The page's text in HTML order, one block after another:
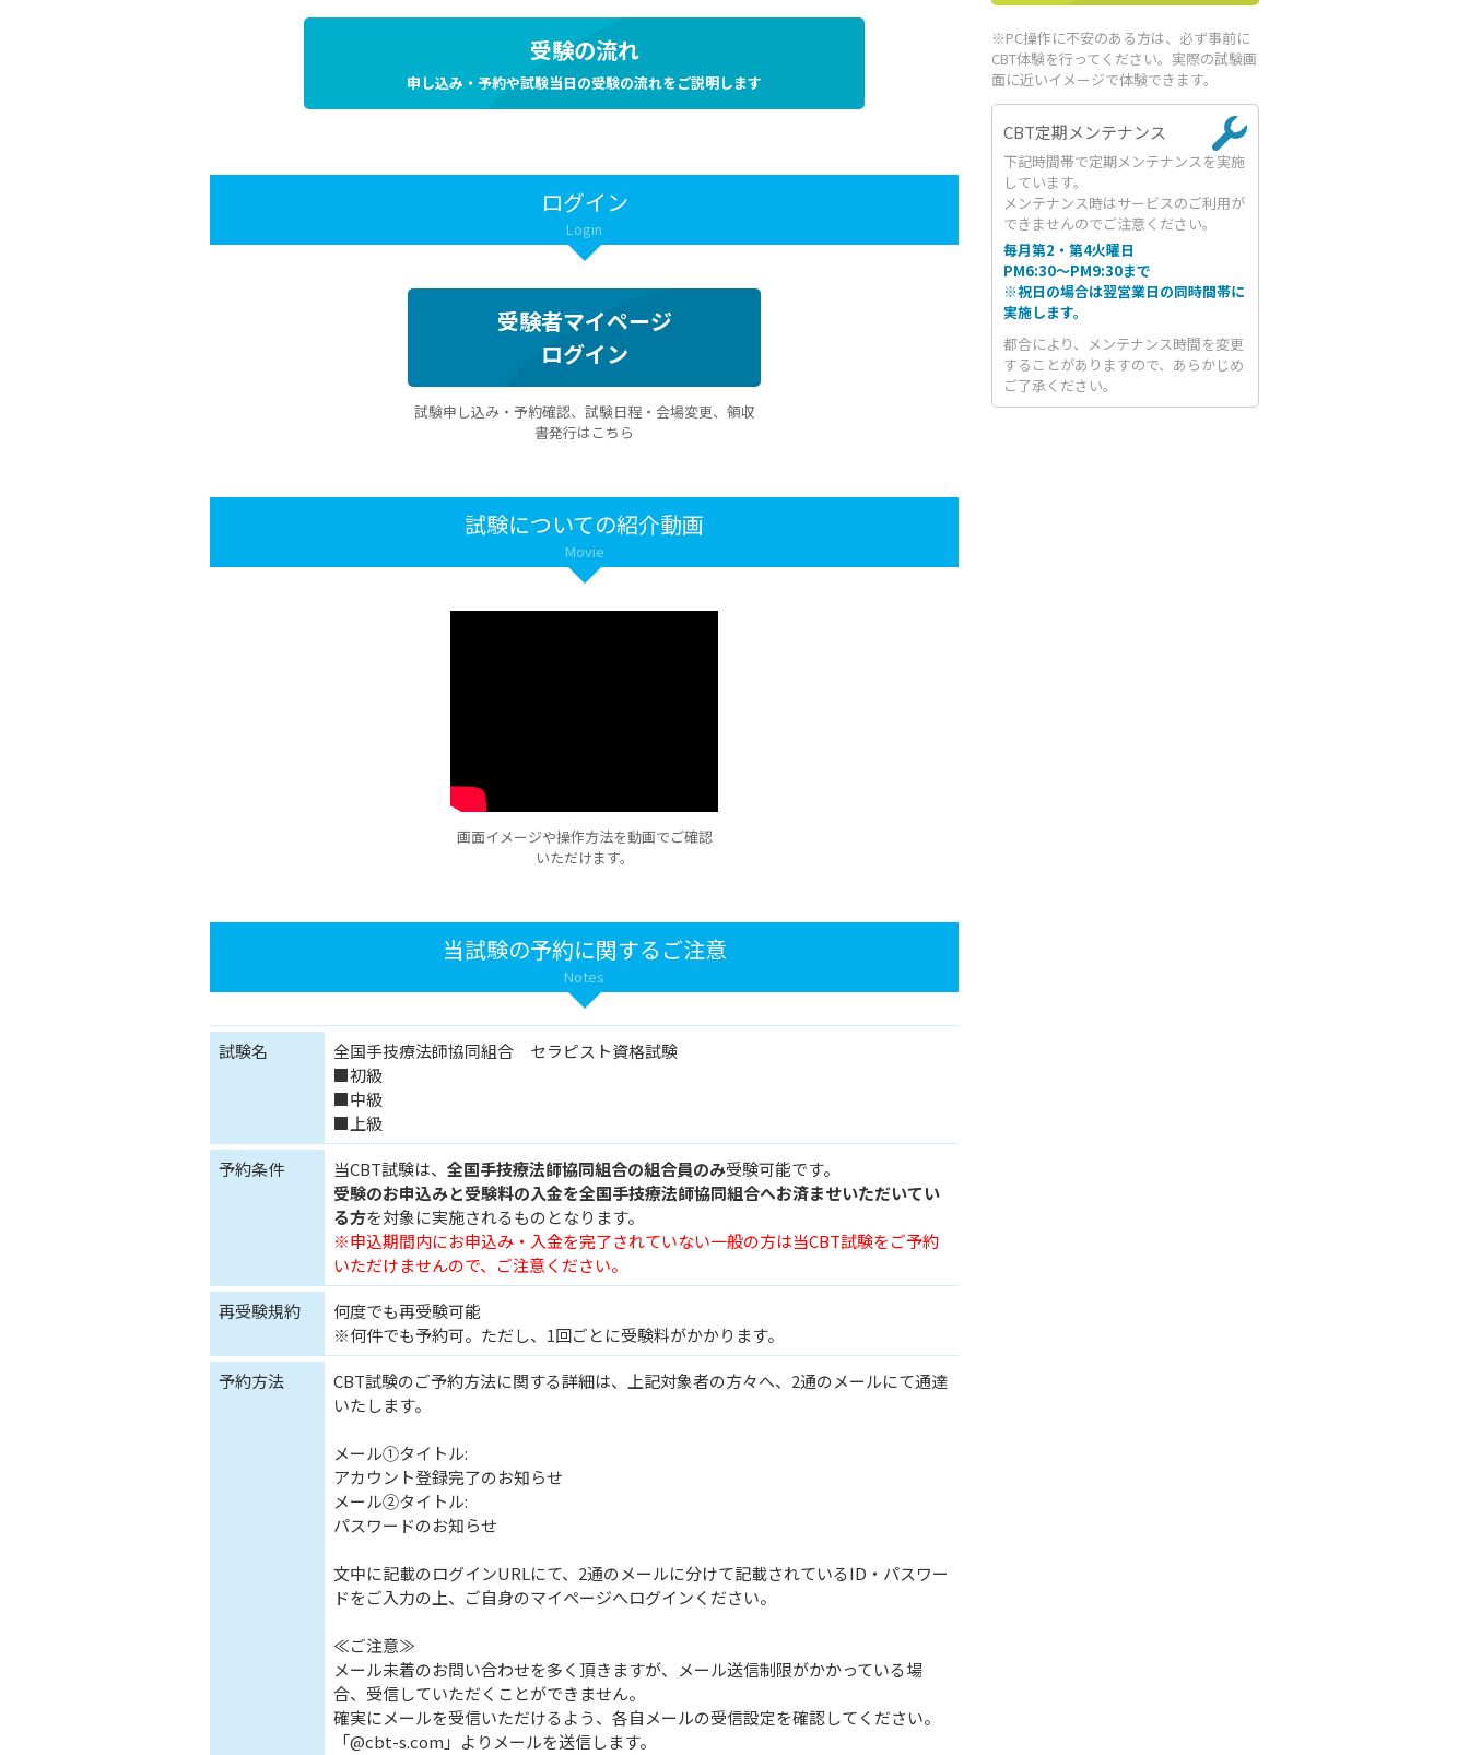
受験の流れ
申し込み・予約や試験当日の受験の流れをご説明します
ログイン
Login
受験者マイページ
ログイン
試験申し込み・予約確認、試験日程・会場変更、領収
書発行はこちら
試験についての紹介動画
Movie
画面イメージや操作方法を動画でご確認
いただけます。
当試験の予約に関するご注意
Notes
試験名
全国手技療法師協同組合 セラピスト資格試験
■初級
■中級
■上級
予約条件
当CBT試験は、 全国手技療法師協同組合の組合員のみ受験可能です。
受験のお申込みと受験料の入金を全国手技療法師協同組合へお済ませいただいてい
る方を対象に実施されるものとなります。
※申込期間内にお申込み・入金を完了されていない一般の方は当CBT試験をご予約
いただけませんので、ご注意ください。
再受験規約
何度でも再受験可能
※何件でも予約可。ただし、1回ごとに受験料がかかります。
予約方法
CBT試験のご予約方法に関する詳細は、上記対象者の方々へ、2通のメールにて通達
いたします。
メール①タイトル:
アカウント登録完了のお知らせ
メール②タイトル:
パスワードのお知らせ
文中に記載のログインURLにて、2通のメールに分けて記載されているID・パスワー
ドをご入力の上、ご自身のマイページへログインください。
≪ご注意≫
メール未着のお問い合わせを多く頂きますが、メール送信制限がかかっている場
合、受信していただくことができません。
確実にメールを受信いただけるよう、各自メールの受信設定を確認してください。
「@cbt-s.com」よりメールを送信します。
※PC操作に不安のある方は、必ず事前に
CBT体験を行ってください。実際の試験画
面に近いイメージで体験できます。
CBT定期メンテナンス
下記時間帯で定期メンテナンスを実施
しています。
メンテナンス時はサービスのご利用が
できませんのでご注意ください。
毎月第2・第4火曜日
PM6:30～PM9:30まで
※祝日の場合は翌営業日の同時間帯に
実施します。
都合により、メンテナンス時間を変更
することがありますので、あらかじめ
ご了承ください。